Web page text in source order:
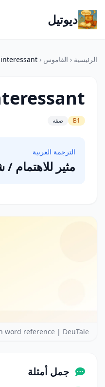
ديوتيل
الرئيسية ‹ القاموس ‹
interessant
B1 صفة
الترجمة العربية
مثير للاهتمام
word reference | DeuTale
جمل أمثلة